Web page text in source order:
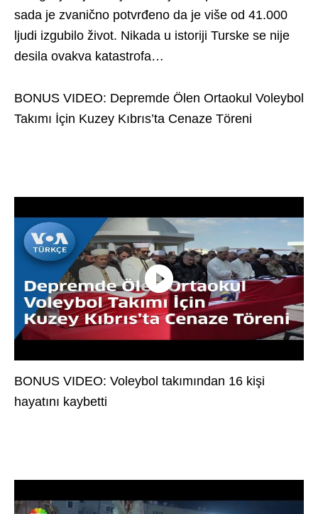
sada je zvanično potvrđeno da je više od 41.000
ljudi izgubilo život. Nikada u istoriji Turske se nije
desila ovakva katastrofa…
BONUS VIDEO: Depremde Ölen Ortaokul Voleybol
Takımı İçin Kuzey Kıbrıs’ta Cenaze Töreni
BONUS VIDEO: Voleybol takımından 16 kişi
hayatını kaybetti